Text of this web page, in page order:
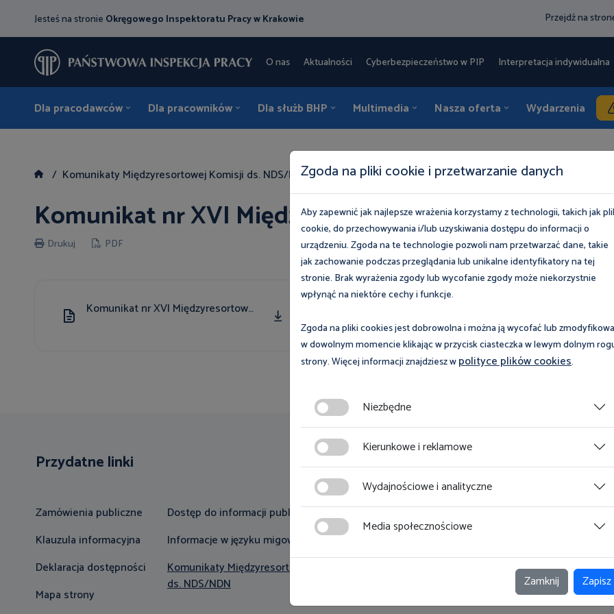
Jesteś na stronie Okręgowego Inspektoratu Pracy w Krakowie Przejdź na
O nas Aktualności Cyberbezpieczeństwo w PIP Interpretacja indywidualna
Dla pracodawców Dla pracowników Dla służb BHP Multimedia Nasza oferta Wydarzenia
Komunikaty Międzyresortowej Komisji ds. NDS/NDN Komunikat nr XVI Międzyresortowej Komisji ds. NDS i NDN
Komunikat nr XVI Międzyresortowej Komisji ds. NDS
Drukuj PDF
Komunikat nr XVI Międzyresortowej Komisji ds NDS i NDN
Przydatne linki
Zamówienia publiczne
Klauzula informacyjna
Deklaracja dostępności
Mapa strony
Dostęp do informacji publicznej
Informacje w języku migowym
Komunikaty Międzyresortowej Komisji
ds. NDS/NDN
Na skróty
Uzyskaj poradę
Zgoda na pliki cookie i przetwarzanie danych
Aby zapewnić jak najlepsze wrażenia korzystamy z technologii, takich jak
cookie, do przechowywania i/lub uzyskiwania dostępu do informacji o
urządzeniu. Zgoda na te technologie pozwoli nam przetwarzać dane, takie
jak zachowanie podczas przeglądania lub unikalne identyfikatory na tej
stronie. Brak wyrażenia zgody lub wycofanie zgody może niekorzystnie
wpłynąć na niektóre cechy i funkcje.
Zgoda na pliki cookies jest dobrowolna i można ją wycofać lub
w dowolnym momencie klikając w przycisk ciasteczka w lewym dolnym
strony. Więcej informacji znajdziesz wpolityce plików cookies.
Niezbędne
Kierunkowe i reklamowe
Wydajnościowe i analityczne
Media społecznościowe
Zamknij Zapisz